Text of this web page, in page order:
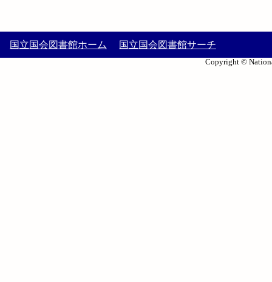
国立国会図書館ホーム 国立国会図書館サーチ
Copyright ©